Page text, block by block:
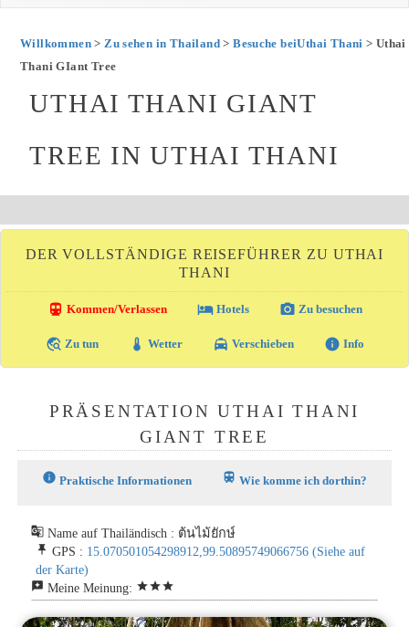
Willkommen>Zu sehen in Thailand>Besuche beiUthai Thani > Uthai
Thani GIant Tree
UTHAI THANI GIANT
TREE IN UTHAI THANI
DER VOLLSTÄNDIGE REISEFÜHRER ZU UTHAI
THANI
directions_transit Kommen/Verlassen local_hotelHotels photo_camera Zu besuchen
travel_explore Zu tun thermostat Wetter local_taxi Verschieben info Info
PRÄSENTATION UTHAI THANI
GIANT TREE
info Praktische Informationen train Wie komme ich dorthin?
g_translate Name auf Thailändisch : ต้นไม้ยักษ์
push_pin GPS : 15.070501054298912,99.50895749066756 (Siehe auf
der Karte)
reviews Meine Meinung: starstarstar